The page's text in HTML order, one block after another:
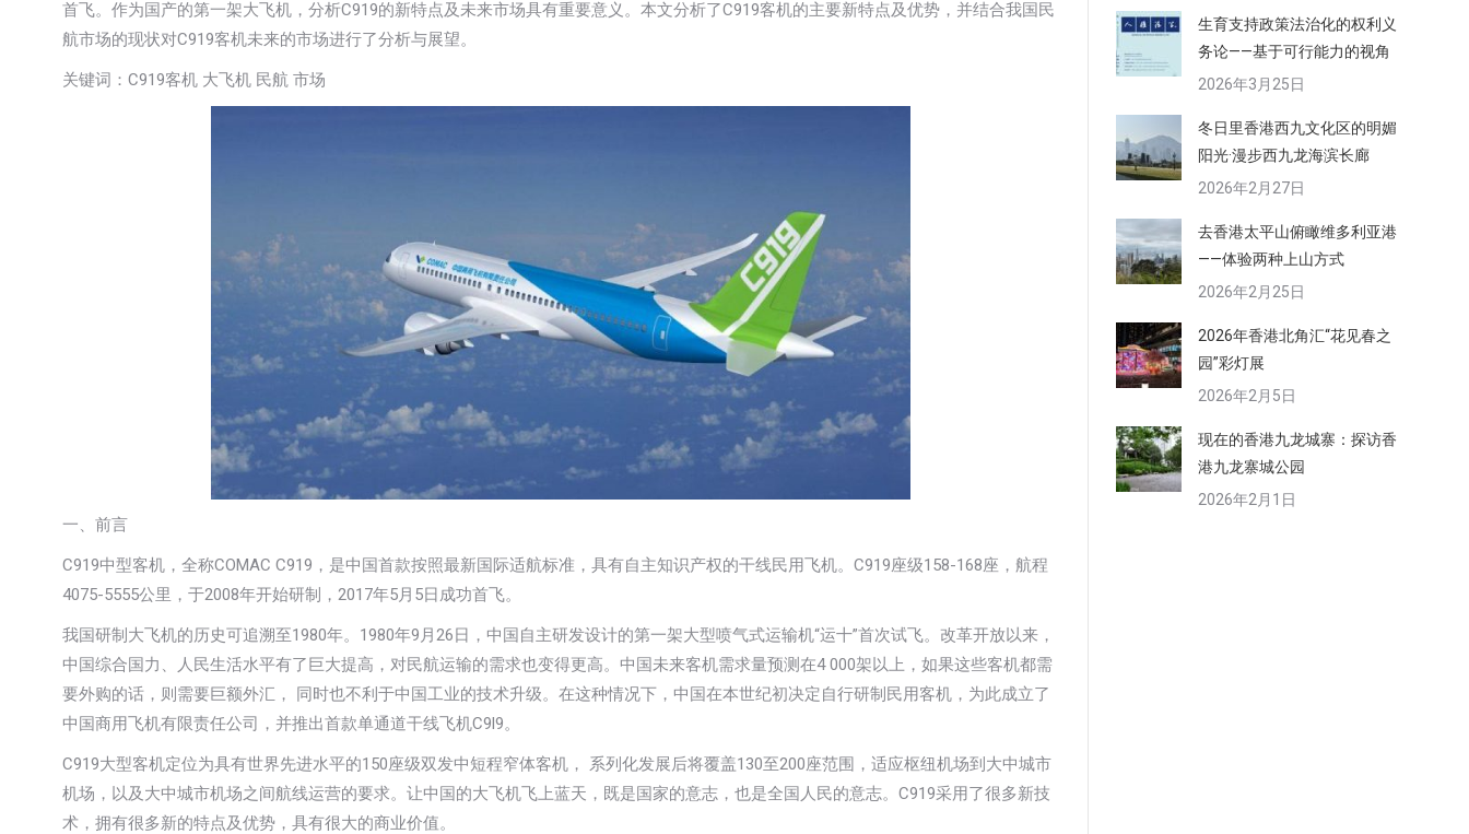
首飞。作为国产的第一架大飞机，分析C919的新特点及未来市场具有重要意义。本文分析了C919客机的主要新特点及优势，并结合我国民
航市场的现状对C919客机未来的市场进行了分析与展望。
关键词：C919客机 大飞机 民航 市场
一、前言
C919中型客机，全称COMAC C919，是中国首款按照最新国际适航标准，具有自主知识产权的干线民用飞机。C919座级158-168座，航程
4075-5555公里，于2008年开始研制，2017年5月5日成功首飞。
我国研制大飞机的历史可追溯至1980年。1980年9月26日，中国自主研发设计的第一架大型喷气式运输机“运十”首次试飞。改革开放以来，
中国综合国力、人民生活水平有了巨大提高，对民航运输的需求也变得更高。中国未来客机需求量预测在4 000架以上，如果这些客机都需
要外购的话，则需要巨额外汇， 同时也不利于中国工业的技术升级。在这种情况下，中国在本世纪初决定自行研制民用客机，为此成立了
中国商用飞机有限责任公司，并推出首款单通道干线飞机C9l9。
C919大型客机定位为具有世界先进水平的150座级双发中短程窄体客机， 系列化发展后将覆盖130至200座范围，适应枢纽机场到大中城市
机场，以及大中城市机场之间航线运营的要求。让中国的大飞机飞上蓝天，既是国家的意志，也是全国人民的意志。C919采用了很多新技
术，拥有很多新的特点及优势，具有很大的商业价值。
生育支持政策法治化的权利义
务论——基于可行能力的视角
2026年3月25日
冬日里香港西九文化区的明媚
阳光·漫步西九龙海滨长廊
2026年2月27日
去香港太平山俯瞰维多利亚港
——体验两种上山方式
2026年2月25日
2026年香港北角汇“花见春之
园”彩灯展
2026年2月5日
现在的香港九龙城寨：探访香
港九龙寨城公园
2026年2月1日